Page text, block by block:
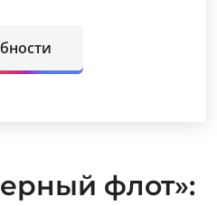
флот»: